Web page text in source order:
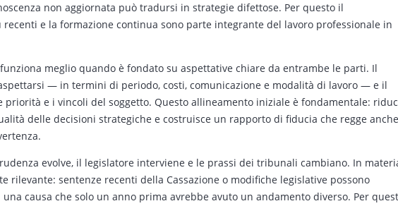
non aggiornata può tradursi in strategie difettose. Per questo il
e la formazione continua sono parte integrante del lavoro professionale in
meglio quando è fondato su aspettative chiare da entrambe le parti. Il
— in termini di periodo, costi, comunicazione e modalità di lavoro — e il
priorità e i vincoli del soggetto. Questo allineamento iniziale è fondamentale:
delle decisioni strategiche e costruisce un rapporto di fiducia che regge anche
evolve, il legislatore interviene e le prassi dei tribunali cambiano. In
rilevante: sentenze recenti della Cassazione o modifiche legislative possono
causa che solo un anno prima avrebbe avuto un andamento diverso. Per